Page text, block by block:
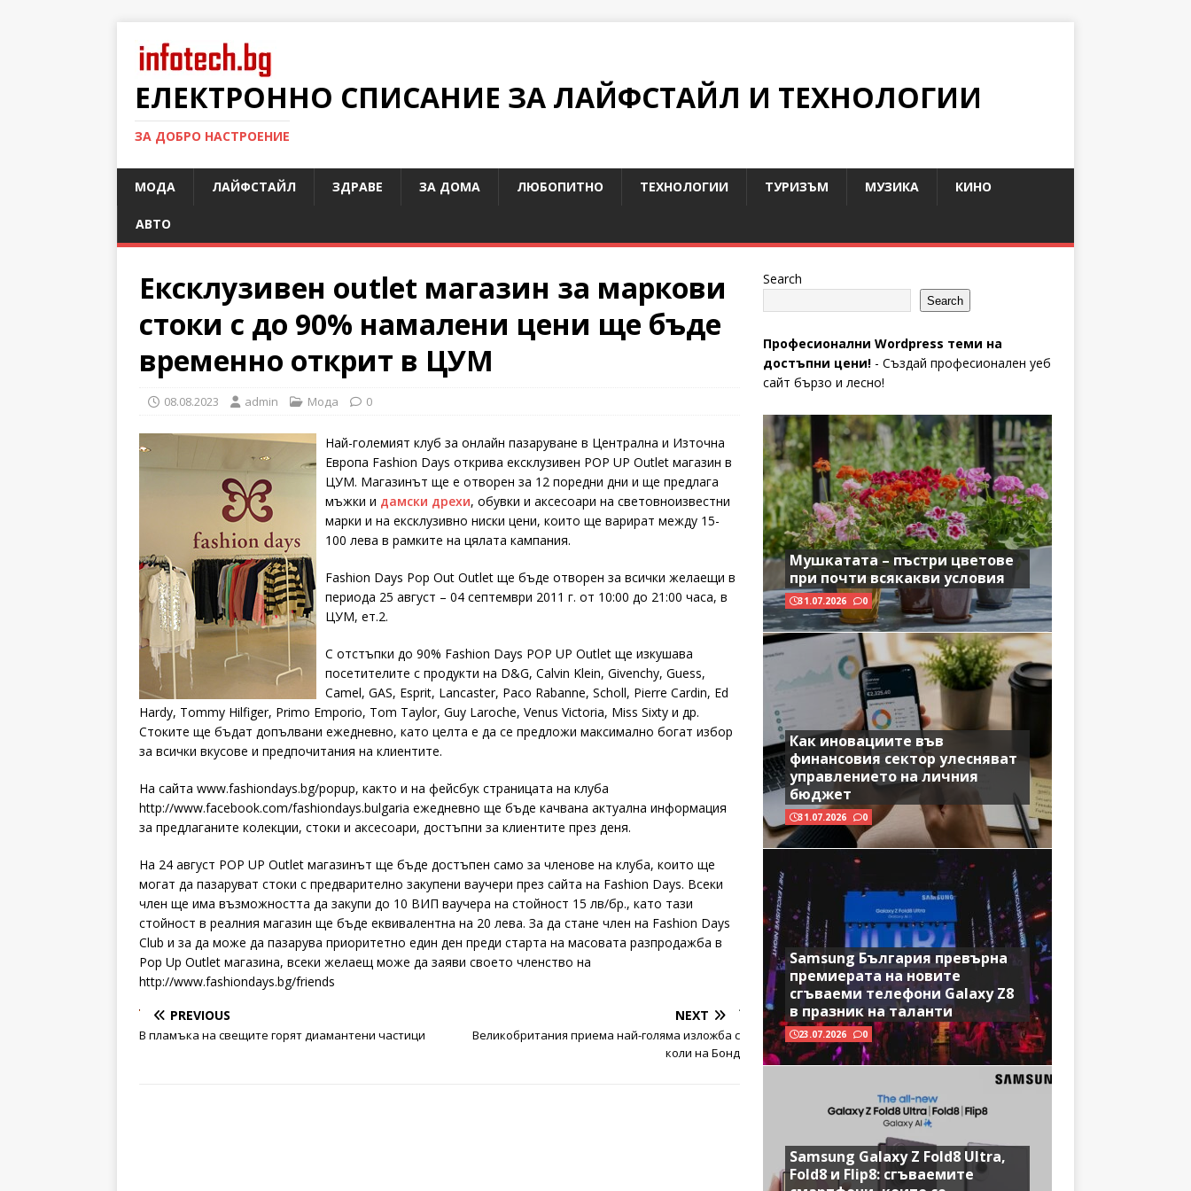
ЕЛЕКТРОННО СПИСАНИЕ ЗА ЛАЙФСТАЙЛ И ТЕХНОЛОГИИ
ЗА ДОБРО НАСТРОЕНИЕ
МОДА ЛАЙФСТАЙЛ ЗДРАВЕ ЗА ДОМА ЛЮБОПИТНО ТЕХНОЛОГИИ ТУРИЗЪМ МУЗИКА КИНО
АВТО
Ексклузивен outlet магазин за маркови
стоки с до 90% намалени цени ще бъде
временно открит в ЦУМ
08.08.2023 admin Мода 0
Най-големият клуб за онлайн пазаруване в Централна и Източна
Европа Fashion Days открива ексклузивен POP UP Outlet магазин в
ЦУМ. Магазинът ще е отворен за 12 поредни дни и ще предлага
мъжки и дамски дрехи, обувки и аксесоари на световноизвестни
марки и на ексклузивно ниски цени, които ще варират между 15-
100 лева в рамките на цялата кампания.
Fashion Days Pop Out Outlet ще бъде отворен за всички желаещи в
периода 25 август – 04 септември 2011 г. от 10:00 до 21:00 часа, в
ЦУМ, ет.2.
С отстъпки до 90% Fashion Days POP UP Outlet ще изкушава
посетителите с продукти на D&G, Calvin Klein, Givenchy, Guess,
Camel, GAS, Esprit, Lancaster, Paco Rabanne, Scholl, Pierre Cardin, Ed
Hardy, Tommy Hilfiger, Primo Emporio, Tom Taylor, Guy Laroche, Venus Victoria, Miss Sixty и др.
Стоките ще бъдат допълвани ежедневно, като целта е да се предложи максимално богат избор
за всички вкусове и предпочитания на клиентите.
На сайта www.fashiondays.bg/popup, както и на фейсбук страницата на клуба
http://www.facebook.com/fa​shiondays.bulgaria ежедневно ще бъде качвана актуална информация
за предлаганите колекции, стоки и аксесоари, достъпни за клиентите през деня.
На 24 август POP UP Outlet магазинът ще бъде достъпен само за членове на клуба, които ще
могат да пазаруват стоки с предварително закупени ваучери през сайта на Fashion Days. Всеки
член ще има възможността да закупи до 10 ВИП ваучера на стойност 15 лв/бр., като тази
стойност в реалния магазин ще бъде еквивалентна на 20 лева. За да стане член на Fashion Days
Club и за да може да пазарува приоритетно един ден преди старта на масовата разпродажба в
Pop Up Outlet магазина, всеки желаещ може да заяви своето членство на
http://www.fashiondays.bg/friends
PREVIOUS
В пламъка на свещите горят диамантени частици
NEXT
Великобритания приема най-голяма изложба с
коли на Бонд
Search
Search
Професионални Wordpress теми на
достъпни цени!- Създай професионален уеб
сайт бързо и лесно!
Мушкатата – пъстри цветове
при почти всякакви условия
31.07.2026 0
Как иновациите във
финансовия сектор улесняват
управлението на личния
бюджет
31.07.2026 0
Samsung България превърна
премиерата на новите
сгъваеми телефони Galaxy Z8
в празник на таланти
23.07.2026 0
Samsung Galaxy Z Fold8 Ultra,
Fold8 и Flip8: сгъваемите